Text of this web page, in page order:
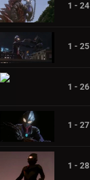
1 - 24
1 - 25
1 - 26
1 - 27
1 - 28